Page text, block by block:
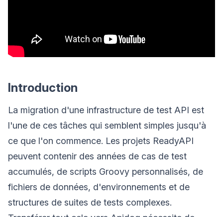
Introduction
La migration d'une infrastructure de test API est
l'une de ces tâches qui semblent simples jusqu'à
ce que l'on commence. Les projets ReadyAPI
peuvent contenir des années de cas de test
accumulés, de scripts Groovy personnalisés, de
fichiers de données, d'environnements et de
structures de suites de tests complexes.